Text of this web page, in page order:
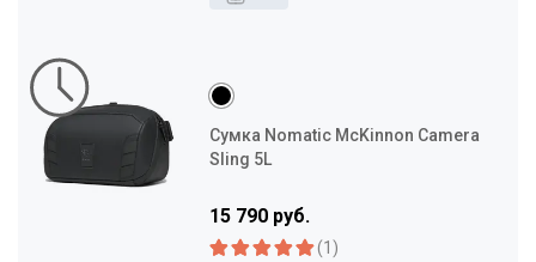
Сумка Nomatic McKinnon Camera
Sling 5L
15 790 руб.
(1)